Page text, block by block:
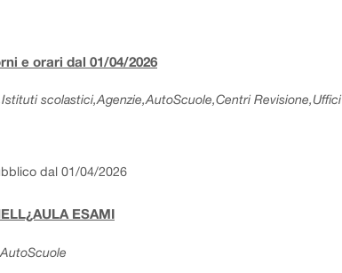
e orari dal 01/04/2026
scolastici,Agenzie,AutoScuole,Centri Revisione,Uffici
dal 01/04/2026
ESAMI